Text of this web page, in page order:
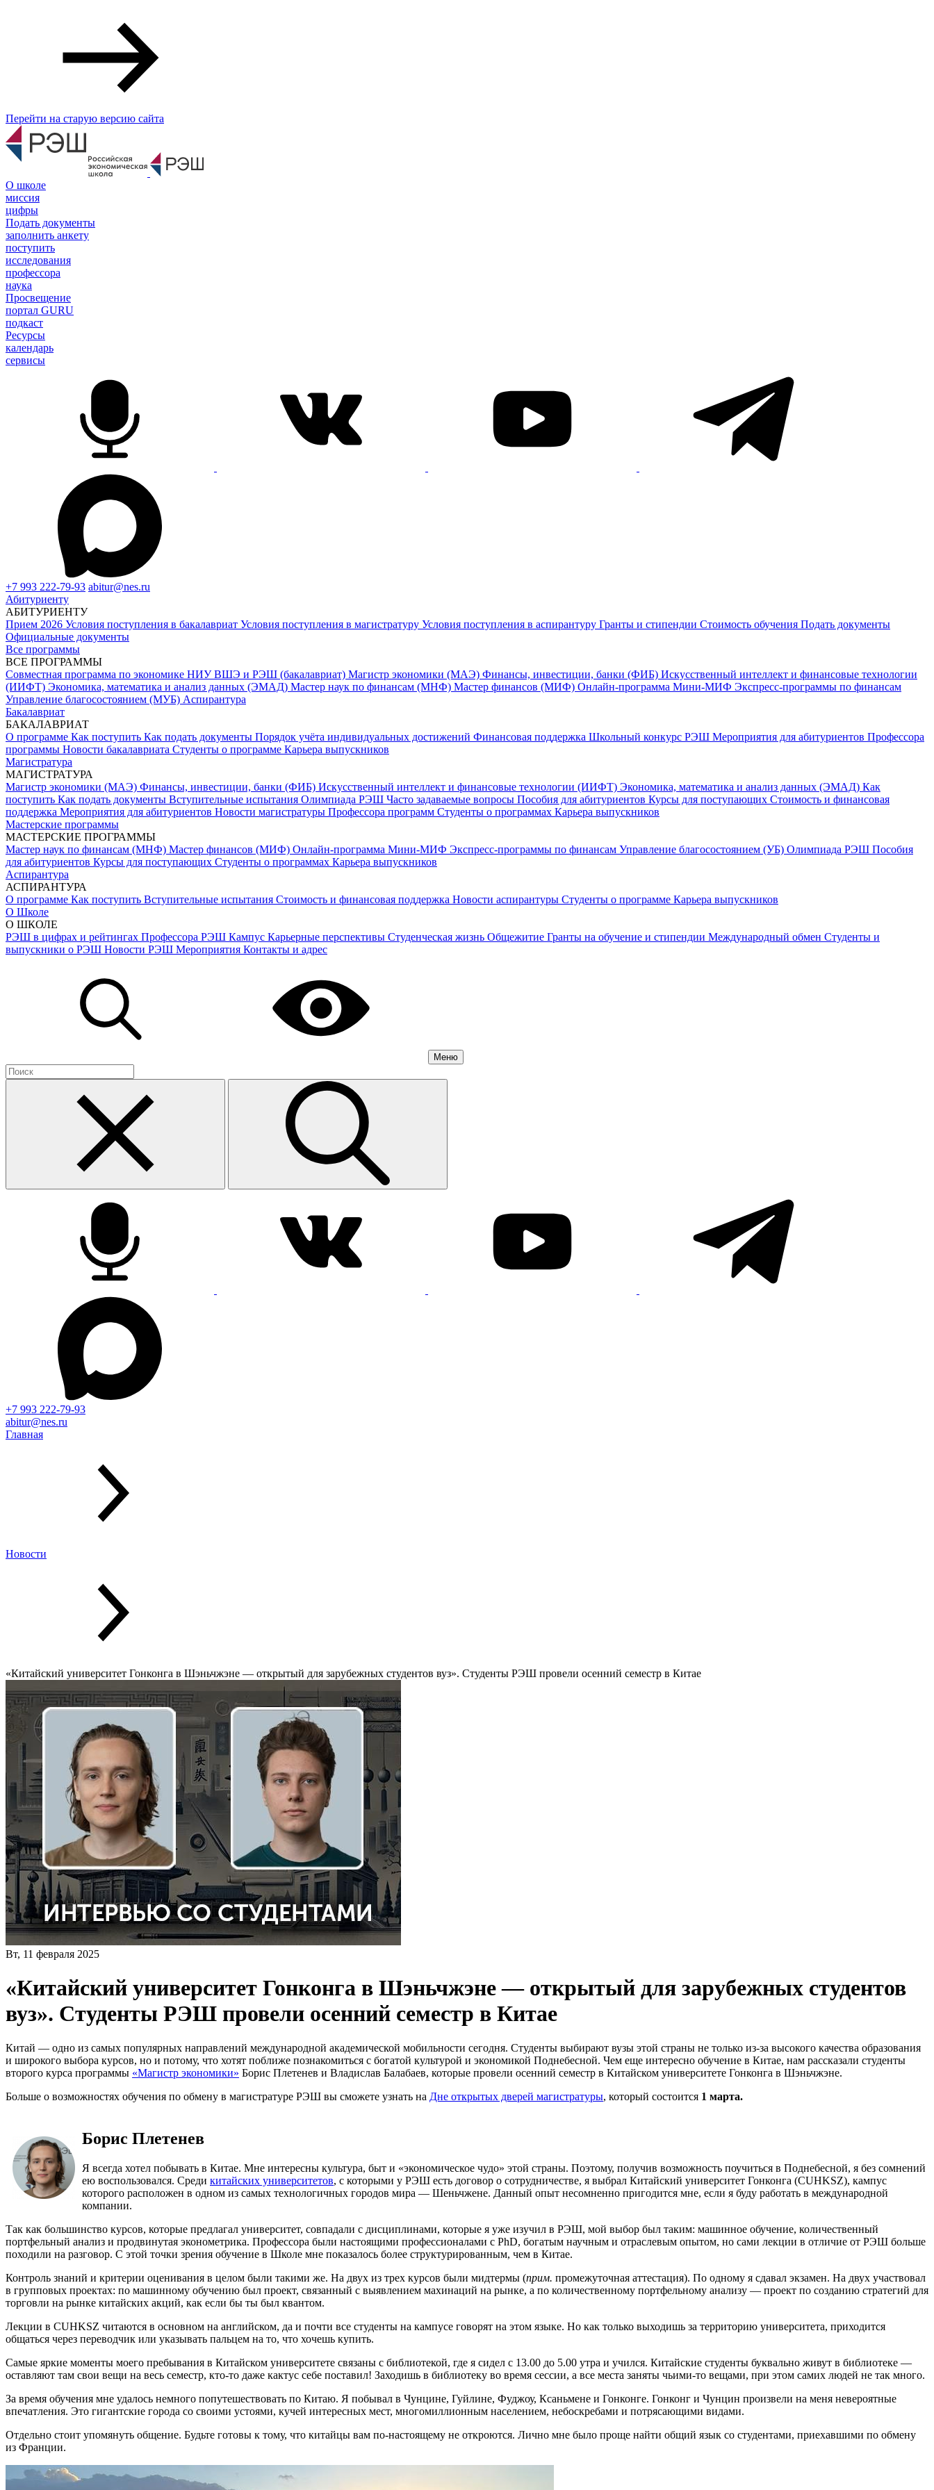
Перейти на старую версию сайта
О школе
миссия
цифры
Подать документы
заполнить анкету
поступить
исследования
профессора
наука
Просвещение
портал GURU
подкаст
Ресурсы
календарь
сервисы
+7 993 222-79-93 abitur@nes.ru
Абитуриенту
АБИТУРИЕНТУ
Прием 2026 Условия поступления в бакалавриат Условия поступления в магистратуру Условия поступления в аспирантуру Гранты и стипендии Стоимость обучения Подать документы
Официальные документы
Все программы
ВСЕ ПРОГРАММЫ
Совместная программа по экономике НИУ ВШЭ и РЭШ (бакалавриат) Магистр экономики (МАЭ) Финансы, инвестиции, банки (ФИБ) Искусственный интеллект и финансовые технологии
(ИИФТ) Экономика, математика и анализ данных (ЭМАД) Мастер наук по финансам (МНФ) Мастер финансов (МИФ) Онлайн-программа Мини-МИФ Экспресс-программы по финансам
Управление благосостоянием (МУБ) Аспирантура
Бакалавриат
БАКАЛАВРИАТ
О программе Как поступить Как подать документы Порядок учёта индивидуальных достижений Финансовая поддержка Школьный конкурс РЭШ Мероприятия для абитуриентов Профессора
программы Новости бакалавриата Студенты о программе Карьера выпускников
Магистратура
МАГИСТРАТУРА
Магистр экономики (МАЭ) Финансы, инвестиции, банки (ФИБ) Искусственный интеллект и финансовые технологии (ИИФТ) Экономика, математика и анализ данных (ЭМАД) Как
поступить Как подать документы Вступительные испытания Олимпиада РЭШ Часто задаваемые вопросы Пособия для абитуриентов Курсы для поступающих Стоимость и финансовая
поддержка Мероприятия для абитуриентов Новости магистратуры Профессора программ Студенты о программах Карьера выпускников
Мастерские программы
МАСТЕРСКИЕ ПРОГРАММЫ
Мастер наук по финансам (МНФ) Мастер финансов (МИФ) Онлайн-программа Мини-МИФ Экспресс-программы по финансам Управление благосостоянием (УБ) Олимпиада РЭШ Пособия
для абитуриентов Курсы для поступающих Студенты о программах Карьера выпускников
Аспирантура
АСПИРАНТУРА
О программе Как поступить Вступительные испытания Стоимость и финансовая поддержка Новости аспирантуры Студенты о программе Карьера выпускников
О Школе
О ШКОЛЕ
РЭШ в цифрах и рейтингах Профессора РЭШ Кампус Карьерные перспективы Студенческая жизнь Общежитие Гранты на обучение и стипендии Международный обмен Студенты и
выпускники о РЭШ Новости РЭШ Мероприятия Контакты и адрес
Меню
+7 993 222-79-93
abitur@nes.ru
Главная
Новости
«Китайский университет Гонконга в Шэньчжэне — открытый для зарубежных студентов вуз». Студенты РЭШ провели осенний семестр в Китае
Вт, 11 февраля 2025
«Китайский университет Гонконга в Шэньчжэне — открытый для зарубежных студентов
вуз». Студенты РЭШ провели осенний семестр в Китае
Китай — одно из самых популярных направлений международной академической мобильности сегодня. Студенты выбирают вузы этой страны не только из-за высокого качества образования
и широкого выбора курсов, но и потому, что хотят поближе познакомиться с богатой культурой и экономикой Поднебесной. Чем еще интересно обучение в Китае, нам рассказали студенты
второго курса программы «Магистр экономики» Борис Плетенев и Владислав Балабаев, которые провели осенний семестр в Китайском университете Гонконга в Шэньчжэне.
Больше о возможностях обучения по обмену в магистратуре РЭШ вы сможете узнать на Дне открытых дверей магистратуры, который состоится 1 марта.
Борис Плетенев
Я всегда хотел побывать в Китае. Мне интересны культура, быт и «экономическое чудо» этой страны. Поэтому, получив возможность поучиться в Поднебесной, я без сомнений
ею воспользовался. Среди китайских университетов, с которыми у РЭШ есть договор о сотрудничестве, я выбрал Китайский университет Гонконга (CUHKSZ), кампус
которого расположен в одном из самых технологичных городов мира — Шеньчжене. Данный опыт несомненно пригодится мне, если я буду работать в международной
компании.
Так как большинство курсов, которые предлагал университет, совпадали с дисциплинами, которые я уже изучил в РЭШ, мой выбор был таким: машинное обучение, количественный
портфельный анализ и продвинутая эконометрика. Профессора были настоящими профессионалами с PhD, богатым научным и отраслевым опытом, но сами лекции в отличие от РЭШ больше
походили на разговор. С этой точки зрения обучение в Школе мне показалось более структурированным, чем в Китае.
Контроль знаний и критерии оценивания в целом были такими же. На двух из трех курсов были мидтермы (прим. промежуточная аттестация). По одному я сдавал экзамен. На двух участвовал
в групповых проектах: по машинному обучению был проект, связанный с выявлением махинаций на рынке, а по количественному портфельному анализу — проект по созданию стратегий для
торговли на рынке китайских акций, как если бы ты был квантом.
Лекции в CUHKSZ читаются в основном на английском, да и почти все студенты на кампусе говорят на этом языке. Но как только выходишь за территорию университета, приходится
общаться через переводчик или указывать пальцем на то, что хочешь купить.
Самые яркие моменты моего пребывания в Китайском университете связаны с библиотекой, где я сидел с 13.00 до 5.00 утра и учился. Китайские студенты буквально живут в библиотеке —
оставляют там свои вещи на весь семестр, кто-то даже кактус себе поставил! Заходишь в библиотеку во время сессии, а все места заняты чьими-то вещами, при этом самих людей не так много.
За время обучения мне удалось немного попутешествовать по Китаю. Я побывал в Чунцине, Гуйлине, Фуджоу, Ксаньмене и Гонконге. Гонконг и Чунцин произвели на меня невероятные
впечатления. Это гигантские города со своими устоями, кучей интересных мест, многомиллионным населением, небоскребами и потрясающими видами.
Отдельно стоит упомянуть общение. Будьте готовы к тому, что китайцы вам по-настоящему не откроются. Лично мне было проще найти общий язык со студентами, приехавшими по обмену
из Франции.